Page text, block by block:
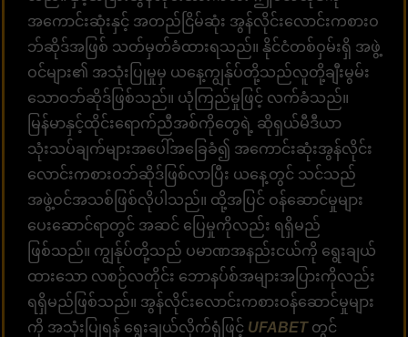
အကောင်းဆုံးနှင့် အတည်ငြိမ်ဆုံး အွန်လိုင်းလောင်းကစားဝ
ဘ်ဆိုဒ်အဖြစ် သတ်မှတ်ခံထားရသည်။ နိုင်ငံတစ်ဝှမ်းရှိ အဖွဲ့
ဝင်များ၏ အသုံးပြုမှုမှ ယနေ့ကျွန်ုပ်တို့သည်လူတို့ချီးမွမ်း
သောဝဘ်ဆိုဒ်ဖြစ်သည်။ ယုံကြည်မှုဖြင့် လက်ခံသည်။
မြန်မာနှင့်ထိုင်းရောက်ညီအစ်ကိုတွေရဲ့ ဆိုရှယ်မီဒီယာ
သုံးသပ်ချက်များအပေါ်အခြေခံ၍ အကောင်းဆုံးအွန်လိုင်း
လောင်းကစားဝဘ်ဆိုဒ်ဖြစ်လာပြီး ယနေ့တွင် သင်သည်
အဖွဲ့ဝင်အသစ်ဖြစ်လိုပါသည်။ ထို့အပြင် ဝန်ဆောင်မှုများ
ပေးဆောင်ရာတွင် အဆင် ပြေမှုကိုလည်း ရရှိမည်
ဖြစ်သည်။ ကျွန်ုပ်တို့သည် ပမာဏအနည်းငယ်ကို ရွေးချယ်
ထားသော လစဉ်လတိုင်း ဘောနပ်စ်အများအပြားကိုလည်း
ရရှိမည်ဖြစ်သည်။ အွန်လိုင်းလောင်းကစားဝန်ဆောင်မှုများ
ကို အသုံးပြုရန် ရွေးချယ်လိုက်ရုံဖြင့် UFABETတွင်